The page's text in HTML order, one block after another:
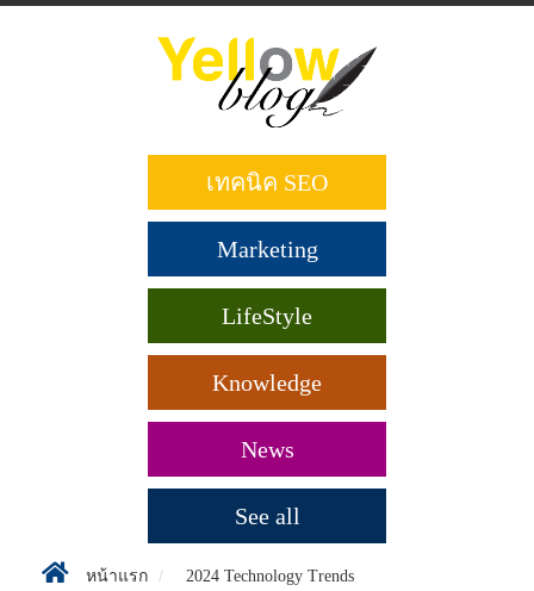
เทคนิค SEO
Marketing
LifeStyle
Knowledge
News
See all
หน้าแรก 2024 Technology Trends